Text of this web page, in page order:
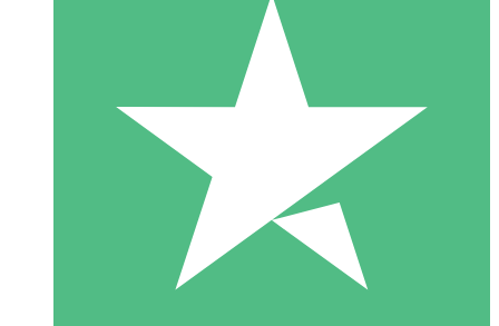
Individuella Kreditpaket
Betala per användning med nedladdningskrediter. Inget
1 Nedladdningar
10 00